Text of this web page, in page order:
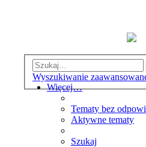
Wyszukiwanie
Więcej…
Tematy bez
Aktywne tematy
Szukaj